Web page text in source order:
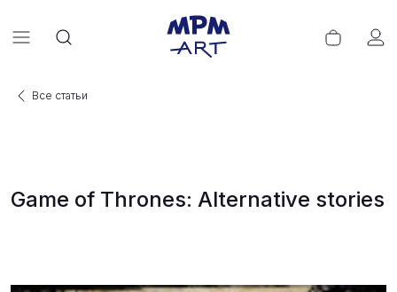
Все статьи
Game of Thrones: Alternative stories